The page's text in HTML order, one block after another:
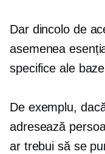
Dar dincolo de
asemenea
specifice ale
De exemplu,
adresează
ar trebui să se